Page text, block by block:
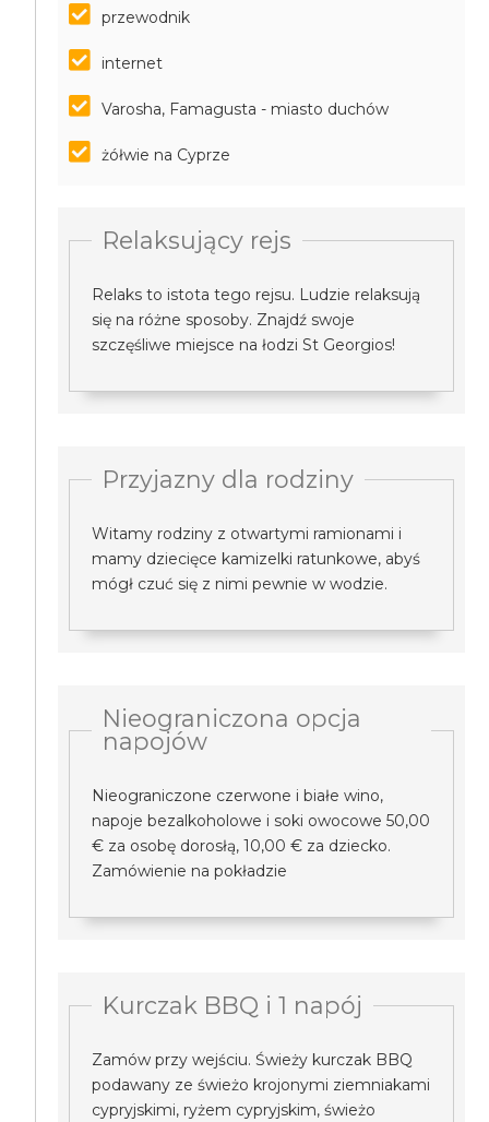
przewodnik
internet
Varosha, Famagusta - miasto duchów
żółwie na Cyprze
Relaksujący rejs
Relaks to istota tego rejsu. Ludzie relaksują
się na różne sposoby. Znajdź swoje
szczęśliwe miejsce na łodzi St Georgios!
Przyjazny dla rodziny
Witamy rodziny z otwartymi ramionami i
mamy dziecięce kamizelki ratunkowe, abyś
mógł czuć się z nimi pewnie w wodzie.
Nieograniczona opcja
napojów
Nieograniczone czerwone i białe wino,
napoje bezalkoholowe i soki owocowe 50,00
€ za osobę dorosłą, 10,00 € za dziecko.
Zamówienie na pokładzie
Kurczak BBQ i 1 napój
Zamów przy wejściu. Świeży kurczak BBQ
podawany ze świeżo krojonymi ziemniakami
cypryjskimi, ryżem cypryjskim, świeżo